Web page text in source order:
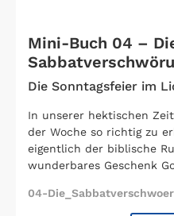
Mini-Buch 04 –
Die Sonntagsfeier im
In unserer hektischen
der Woche so richtig zu
eigentlich der biblische
wunderbares Geschenk
04-